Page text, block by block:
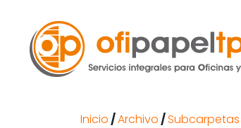
Inicio/Archivo/Subcarpetas